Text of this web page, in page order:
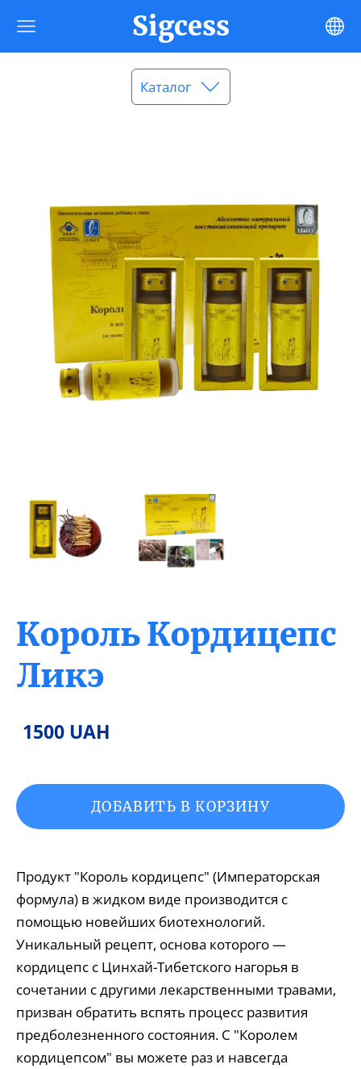
Sigcess
Каталог
Король Кордицепс
Ликэ
1500 UAH
ДОБАВИТЬ В КОРЗИНУ
Продукт "Король кордицепс" (Императорская
формула) в жидком виде производится с
помощью новейших биотехнологий.
Уникальный рецепт, основа которого ―
кордицепс с Цинхай-Тибетского нагорья в
сочетании с другими лекарственными травами,
призван обратить вспять процесс развития
предболезненного состояния. С "Королем
кордицепсом" вы можете раз и навсегда